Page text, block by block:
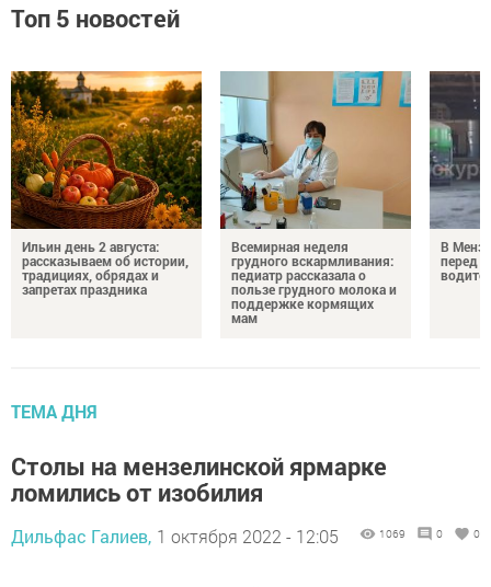
Топ 5 новостей
Ильин день 2 августа:
рассказываем об истории,
традициях, обрядах и
запретах праздника
Всемирная неделя
грудного вскармливания:
педиатр рассказала о
пользе грудного молока и
поддержке кормящих
мам
В
перед
ТЕМА ДНЯ
Столы на мензелинской ярмарке
ломились от изобилия
Дильфас Галиев, 1 октября 2022 - 12:05 1069 0 0